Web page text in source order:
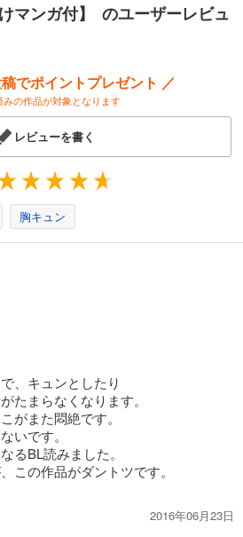
マンガ付】 のユーザーレビュ
でポイントプレゼント ／
みの作品が対象となります
レビューを書く
胸キュン
、キュンとしたり
たまらなくなります。
がまた悶絶です。
いです。
るBL読みました。
この作品がダントツです。
2016年06月23日